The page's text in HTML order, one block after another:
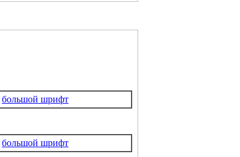
большой шрифт
большой шрифт